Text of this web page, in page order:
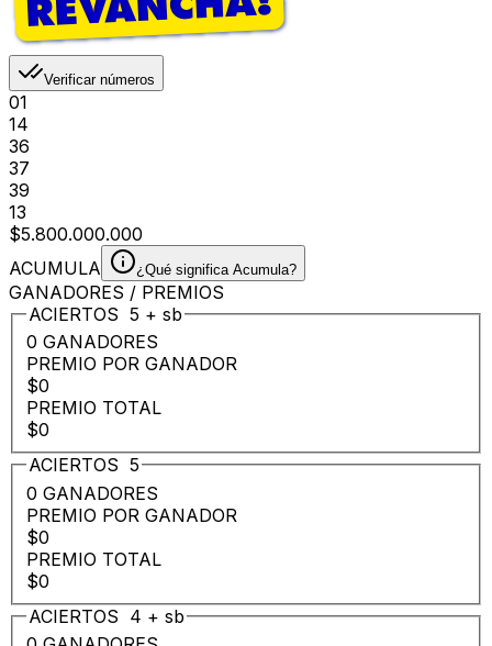
Verificar números
01
14
36
37
39
13
$5.800.000.000
ACUMULA
¿Qué significa Acumula?
GANADORES / PREMIOS
ACIERTOS 5 + sb
0 GANADORES
PREMIO POR GANADOR
$0
PREMIO TOTAL
$0
ACIERTOS 5
0 GANADORES
PREMIO POR GANADOR
$0
PREMIO TOTAL
$0
ACIERTOS 4 + sb